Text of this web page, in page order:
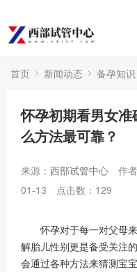
首页 新闻动态 备孕知识
怀孕初期看男女
么方法最可靠？
来源： 西部试管中心 作
01-13
点击数： 129
怀孕对于每一对父母来
解胎儿性别更是备受关注
会通过各种方法来猜测宝